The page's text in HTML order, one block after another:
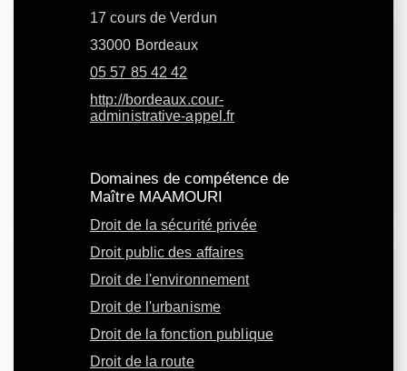
17 cours de Verdun
33000 Bordeaux
05 57 85 42 42
http://bordeaux.cour-
administrative-appel.fr
Domaines de compétence de
Maître MAAMOURI
Droit de la sécurité privée
Droit public des affaires
Droit de l'environnement
Droit de l'urbanisme
Droit de la fonction publique
Droit de la route